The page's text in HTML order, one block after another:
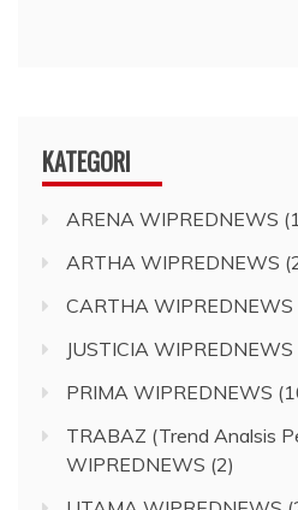
KATEGORI
ARENA WIPREDNEWS
ARTHA WIPREDNEWS
CARTHA WIPREDNEWS
JUSTICIA WIPREDNEWS
PRIMA WIPREDNEWS
TRABAZ (Trend Analsis
WIPREDNEWS (2)